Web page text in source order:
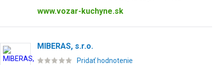
www.vozar-kuchyne.sk
MIBERAS, s.r.o.
Pridať hodnotenie